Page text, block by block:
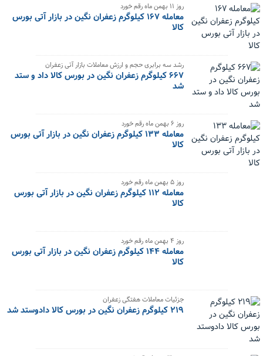
‌روز ۱۱ بهمن ماه رقم خورد
معامله ۱۶۷ کیلوگرم زعفران نگین در بازار آتی بورس
کالا
رشد سه برابری حجم و ارزش معاملات بازار آتی زعفران
۶۶۷ کیلوگرم زعفران نگین در بورس کالا داد و ستد
شد
‌روز ۶ بهمن ماه رقم خورد
معامله ۱۳۳ کیلوگرم زعفران نگین در بازار آتی بورس
کالا
‌روز ۵ بهمن ماه رقم خورد
معامله ۱۱۲ کیلوگرم زعفران نگین در بازار آتی بورس
کالا
‌روز ۴ بهمن ماه رقم خورد
معامله ۱۴۴ کیلوگرم زعفران نگین در بازار آتی بورس
کالا
جزئیات معاملات هفتگی زعفران
۲۱۹ کیلوگرم زعفران نگین در بورس کالا دادوستد شد